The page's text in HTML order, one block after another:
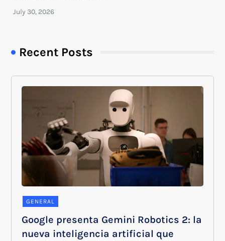
Recent Posts
GENERAL
Google presenta Gemini Robotics 2: la
nueva inteligencia artificial que